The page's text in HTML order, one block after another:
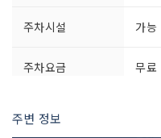
주차시설 가능
주차요금 무료
주변 정보